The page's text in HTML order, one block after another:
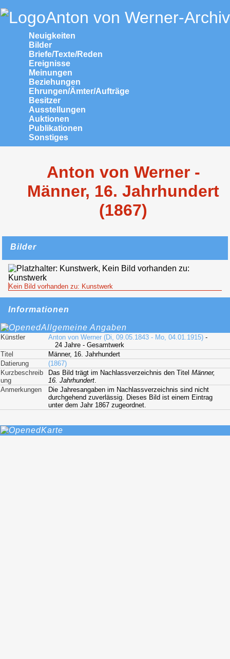
Anton von Werner-Archiv
Neuigkeiten
Bilder
Briefe/Texte/Reden
Ereignisse
Meinungen
Beziehungen
Ehrungen/Ämter/Aufträge
Besitzer
Ausstellungen
Auktionen
Publikationen
Sonstiges
Anton von Werner -
Männer, 16. Jahrhundert
(1867)
Bilder
Kein Bild vorhanden zu: Kunstwerk
Informationen
Allgemeine Angaben
Künstler Anton von Werner (Di, 09.05.1843 - Mo, 04.01.1915) -
24 Jahre - Gesamtwerk
Titel
Männer, 16. Jahrhundert
Datierung
(1867)
Kurzbeschreib
ung
Das Bild trägt im Nachlassverzeichnis den TitelMänner,
16. Jahrhundert.
Anmerkungen
Die Jahresangaben im Nachlassverzeichnis sind nicht
durchgehend zuverlässig. Dieses Bild ist einem Eintrag
unter dem Jahr 1867 zugeordnet.
Karte